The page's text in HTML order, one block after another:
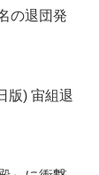
の退団発
版) 宙組退